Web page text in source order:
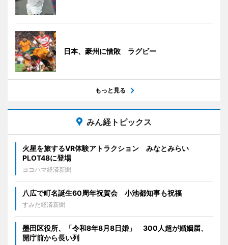
日本、豪州に惜敗 ラグビー
もっと見る
みん経トピックス
火星を旅するVR体験アトラクション みなとみらい
PLOT48に登場
ヨコハマ経済新聞
八広で町名誕生60周年祝賀会 小池都知事も祝福
すみだ経済新聞
墨田区役所、「令和8年8月8日婚」 300人超が婚姻届、
開庁前から長い列